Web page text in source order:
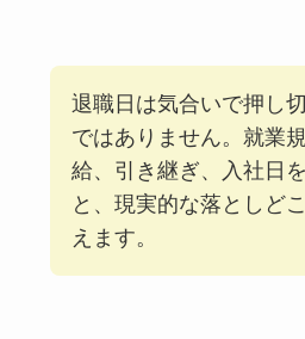
退職日は気合いで押し
ではありません。就業
給、引き継ぎ、入社日
と、現実的な落としど
えます。